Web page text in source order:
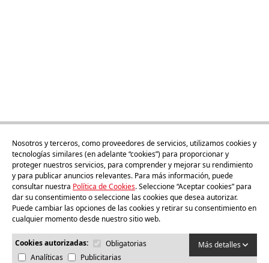
25cl
Vinagre Balsámico de Manzana
25cl
Comprar
Nosotros y terceros, como proveedores de servicios, utilizamos cookies y
tecnologías similares (en adelante “cookies”) para proporcionar y
proteger nuestros servicios, para comprender y mejorar su rendimiento
y para publicar anuncios relevantes. Para más información, puede
consultar nuestra Política de Cookies. Seleccione “Aceptar cookies” para
dar su consentimiento o seleccione las cookies que desea autorizar.
Puede cambiar las opciones de las cookies y retirar su consentimiento en
cualquier momento desde nuestro sitio web.
Cookies autorizadas:
Obligatorias
Analíticas
Publicitarias
Más detalles